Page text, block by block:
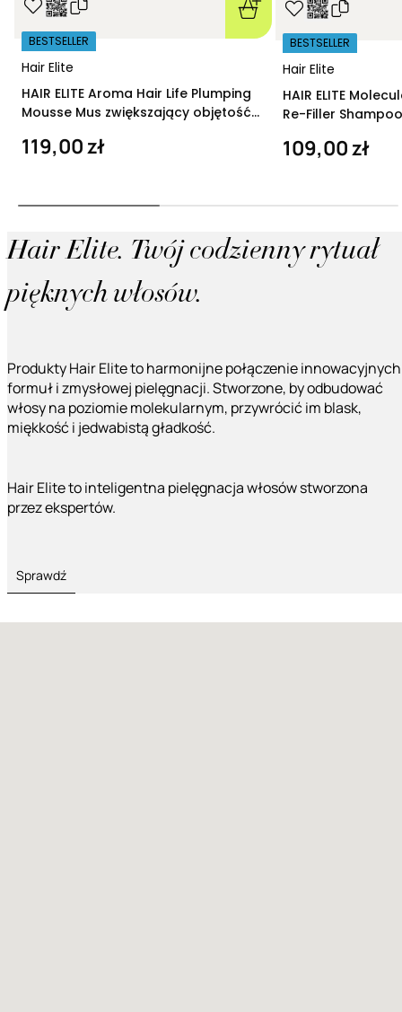
Hair Elite
BESTSELLER
HAIR ELITE Aroma Hair Life Plumping
Mousse Mus zwiększający objętość
119,00 zł
Hair Elite
BESTSELLER
HAIR ELITE
Re-Filler
109,00 zł
Hair Elite. Twój codzienny rytuał
pięknych włosów.
Produkty Hair Elite to harmonijne połączenie innowacyjnych
formuł i zmysłowej pielęgnacji. Stworzone, by odbudować
włosy na poziomie molekularnym, przywrócić im blask,
miękkość i jedwabistą gładkość.
Hair Elite to inteligentna pielęgnacja włosów stworzona
przez ekspertów.
Sprawdź